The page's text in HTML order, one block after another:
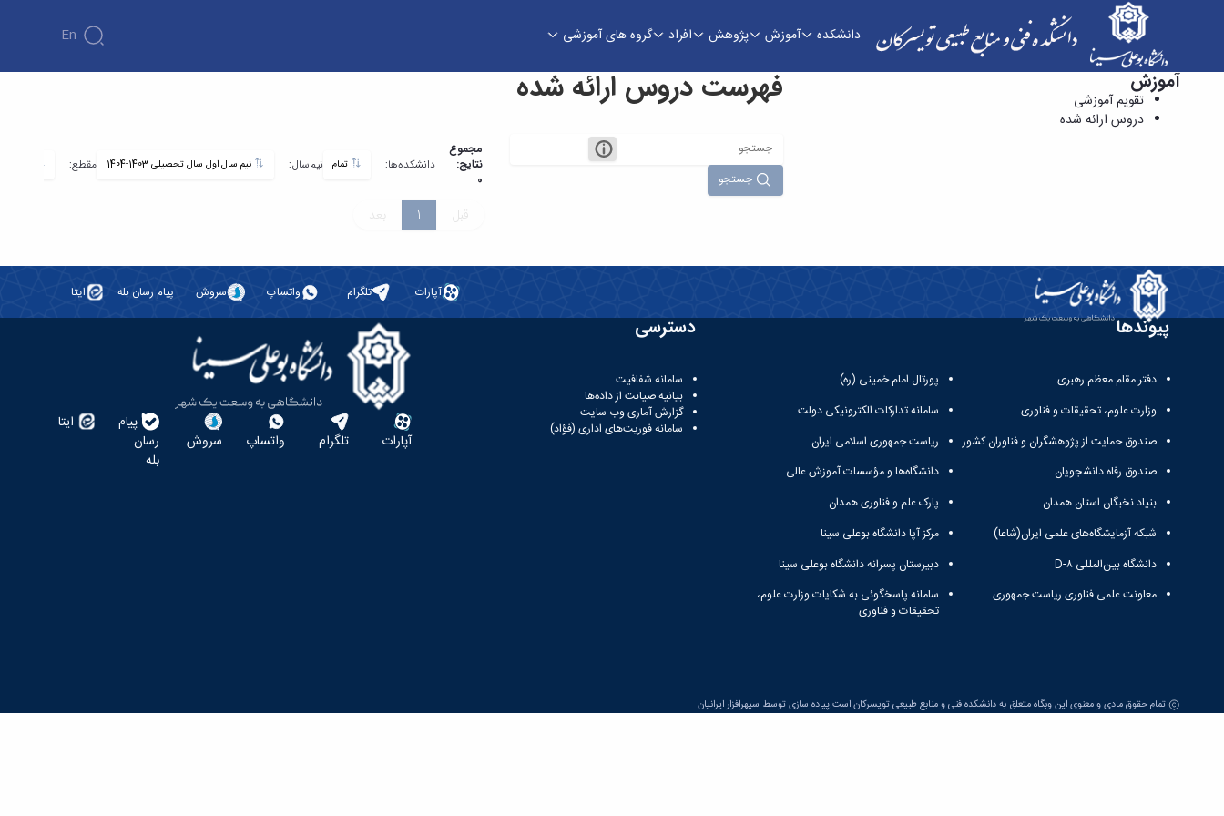
دانشکده آموزش پژوهش افراد گروه های آموزشی En
دروس ارائه شده - دانشکده فنی و منابع طبیعی تویسرکان
آموزش
تقویم آموزشی
دروس ارائه شده
فهرست دروس ارائه شده
جستجو
مجموع
نتایج:
0
دانشکده‌ها: نیم‌سال: نیم سال اول سال تحصیلی 1403-1404 مقطع:
قبل 1 بعد
آپارات تلگرام واتساپ سروش پیام رسان بله ایتا
پیوندها
دفتر مقام معظم رهبری
وزارت علوم، تحقیقات و فناوری
صندوق حمایت از پژوهشگران و فناوران کشور
صندوق رفاه دانشجویان
بنیاد نخبگان استان همدان
شبکه آزمایشگاه‌های علمی ایران(شاعا)
دانشگاه بین‌المللی D-۸
معاونت علمی فناوری ریاست جمهوری
پورتال امام خمینی (ره)
سامانه تدارکات الکترونیکی دولت
ریاست جمهوری اسلامی ایران
دانشگاه‌ها و مؤسسات آموزش عالی
پارک علم و فناوری همدان
مرکز آپا دانشگاه بوعلی سینا
دبیرستان پسرانه دانشگاه بوعلی سینا
سامانه پاسخگوئی به شکایات وزارت علوم،
تحقیقات و فناوری
دسترسی
سامانه شفافیت
بیانیه صیانت از داده‌ها
گزارش آماری وب‌ سایت
سامانه فوریت‌های اداری (فؤاد)
آپارات تلگرام واتساپ سروش
پیام
رسان
بله
ایتا
تمام حقوق مادی و معنوی این وبگاه متعلق به دانشکده فنی و منابع طبیعی تویسرکان است.پیاده سازی توسط سپهرافزار ایرانیان